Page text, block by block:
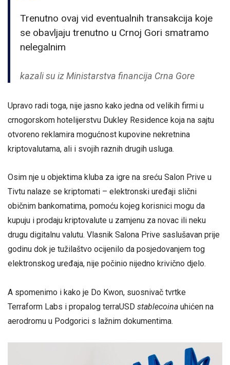
Trenutno ovaj vid eventualnih transakcija koje
se obavljaju trenutno u Crnoj Gori smatramo
nelegalnim
kazali su iz Ministarstva financija Crna Gore
Upravo radi toga, nije jasno kako jedna od velikih firmi u
crnogorskom hotelijerstvu Dukley Residence koja na sajtu
otvoreno reklamira mogućnost kupovine nekretnina
kriptovalutama, ali i svojih raznih drugih usluga.
Osim nje u objektima kluba za igre na sreću Salon Prive u
Tivtu nalaze se kriptomati – elektronski uređaji slični
običnim bankomatima, pomoću kojeg korisnici mogu da
kupuju i prodaju kriptovalute u zamjenu za novac ili neku
drugu digitalnu valutu. Vlasnik Salona Prive saslušavan prije
godinu dok je tužilaštvo ocijenilo da posjedovanjem tog
elektronskog uređaja, nije počinio nijedno krivično djelo.
A spomenimo i kako je Do Kwon, suosnivač tvrtke
Terraform Labs i propalog terraUSD stablecoina uhićen na
aerodromu u Podgorici s lažnim dokumentima.